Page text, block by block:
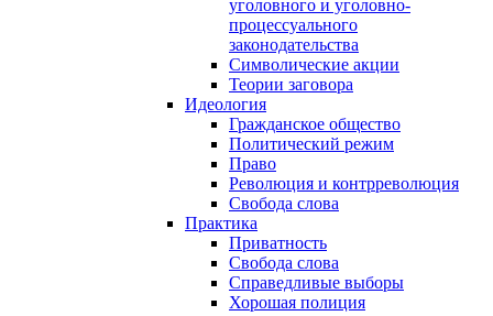
уголовного и уголовно-
процессуального
законодательства
Символические акции
Теории заговора
Идеология
Гражданское общество
Политический режим
Право
Революция и контрреволюция
Свобода слова
Практика
Приватность
Свобода слова
Справедливые выборы
Хорошая полиция